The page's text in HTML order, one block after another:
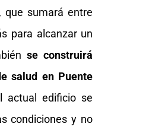
que sumará entre
para alcanzar un
se construirá
salud en Puente
actual edificio se
condiciones y no